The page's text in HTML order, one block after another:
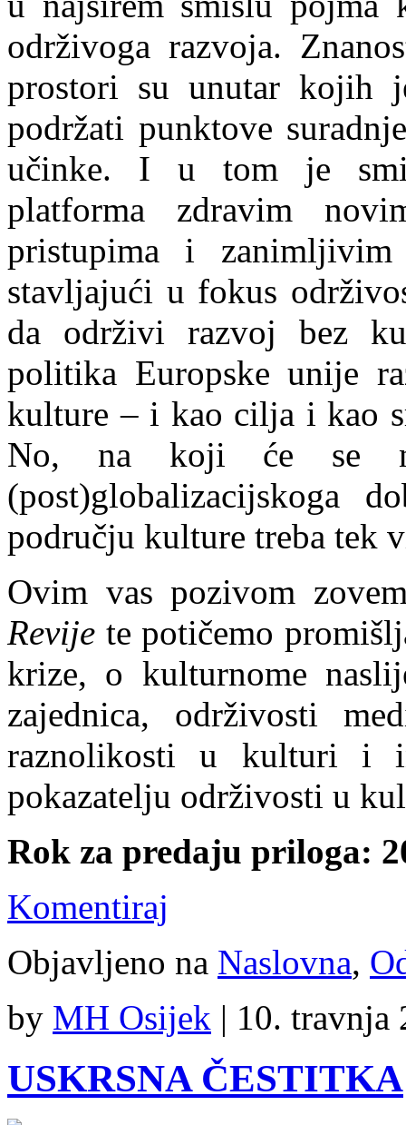
održivoga razvoja.
prostori su unutar kojih
podržati punktove
učinke. I u tom je
platforma zdravim
pristupima i zanimljivim
stavljajući u fokus
da održivi razvoj bez
politika Europske unije
kulture – i kao cilja i kao
No, na koji će se
području kulture treba
Ovim vas pozivom
Revije te potičemo
krize, o kulturnome
zajednica, održivosti
raznolikosti u kulturi i
pokazatelju održivosti u
Rok za predaju priloga:
Komentiraj
Objavljeno na Naslovna,
by MH Osijek | 10. travnja
USKRSNA ČESTITKA